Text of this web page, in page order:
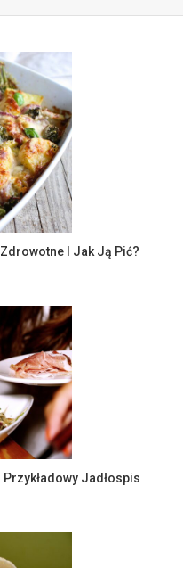
I Jak Ją Pić?
Jadłospis